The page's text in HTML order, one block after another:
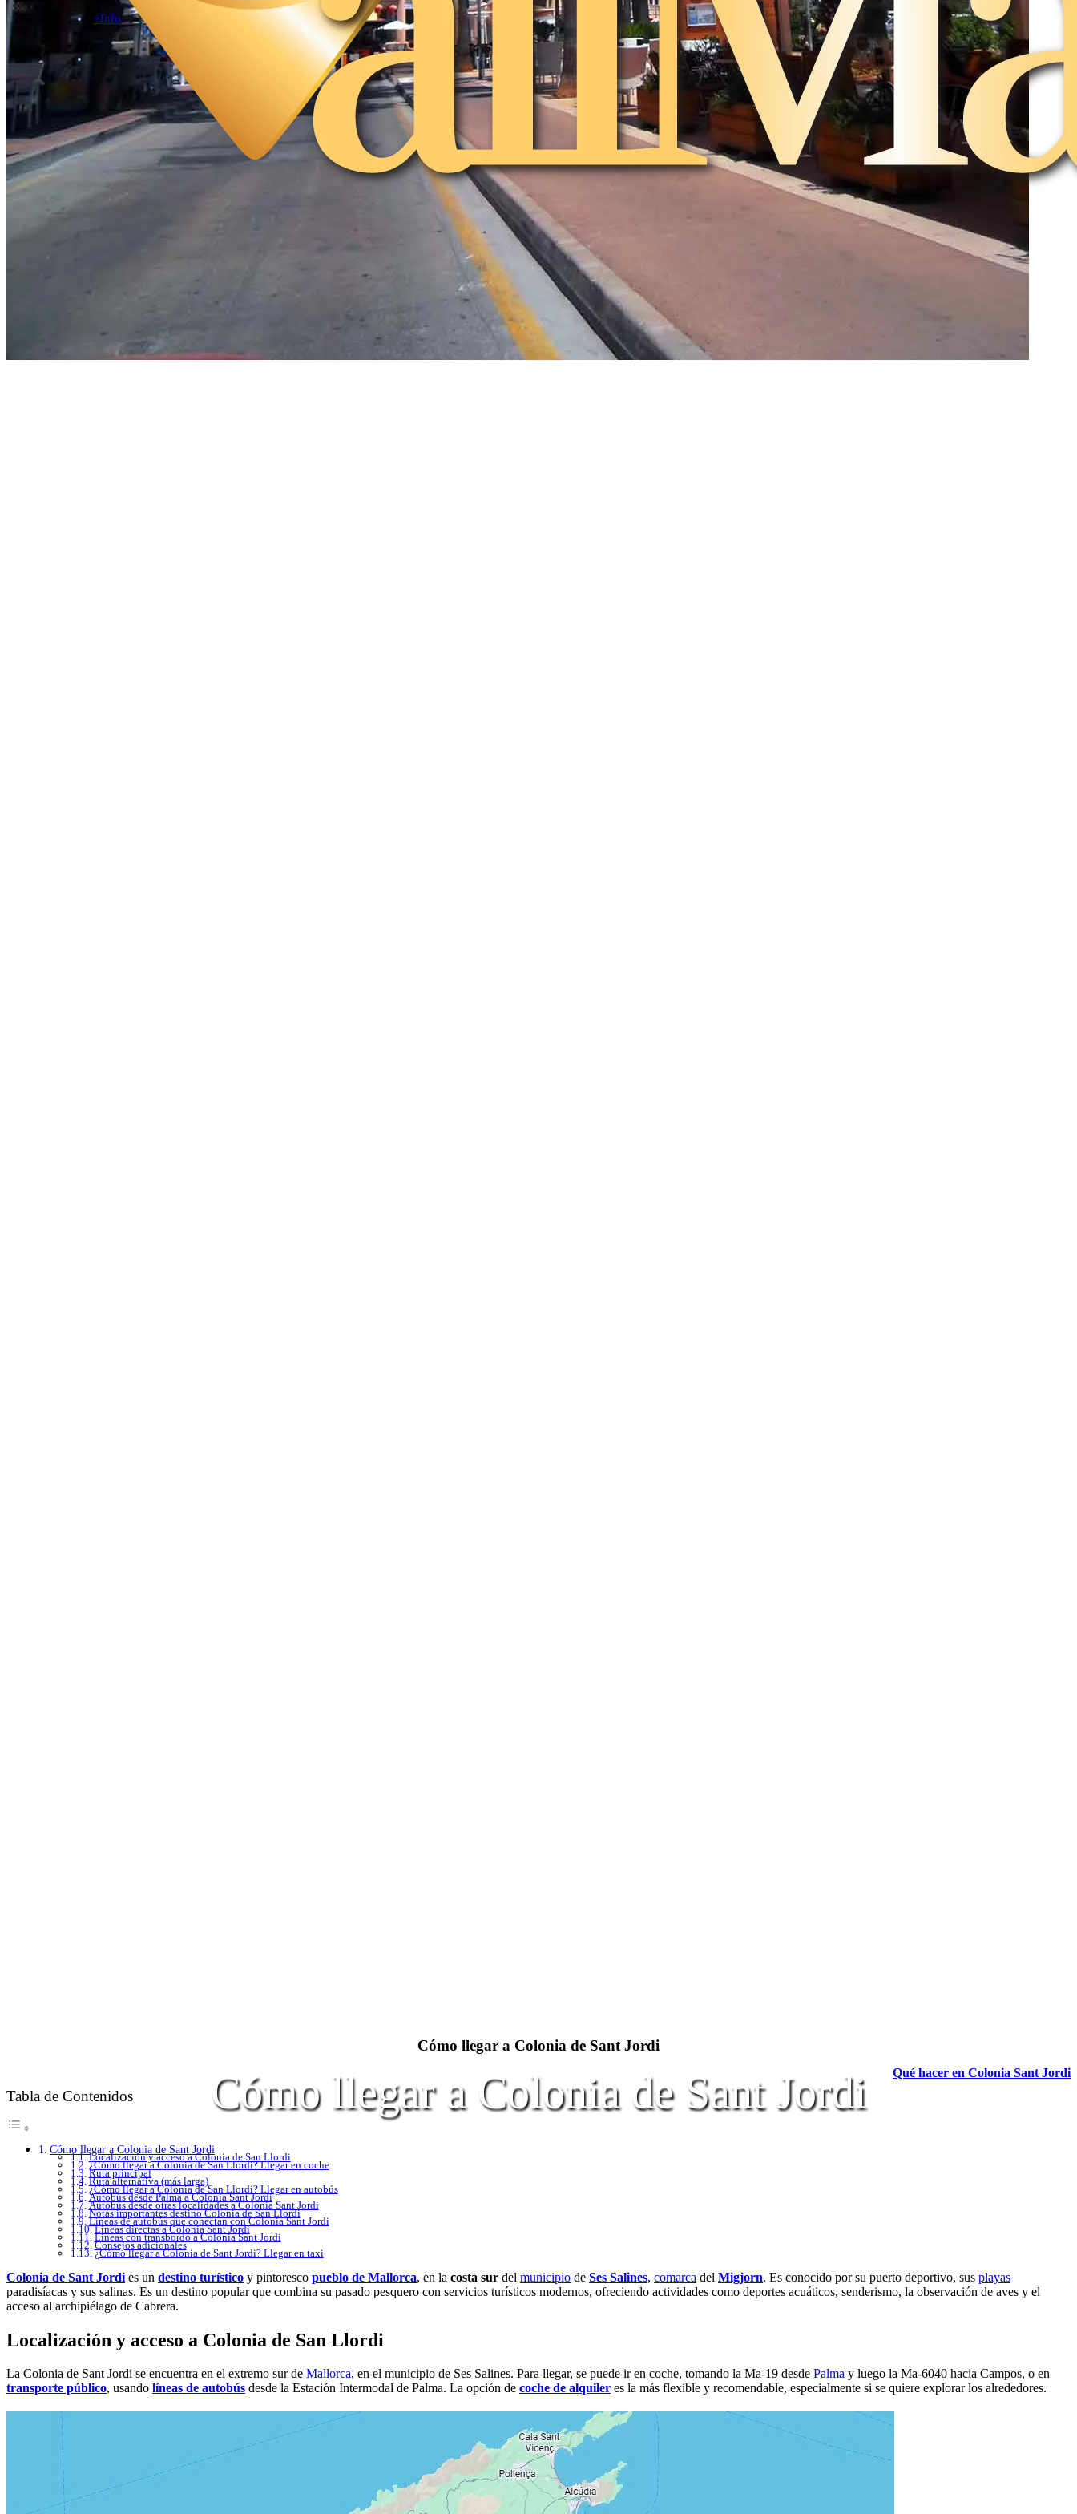
+Info
Cómo llegar a Colonia de Sant Jordi
Cómo llegar a Colonia de Sant Jordi
Qué hacer en Colonia Sant Jordi
Tabla de Contenidos
Cómo llegar a Colonia de Sant Jordi
Localización y acceso a Colonia de San Llordi
¿Cómo llegar a Colonia de San Llordi? Llegar en coche
Ruta principal
Ruta alternativa (más larga)
¿Cómo llegar a Colonia de San Llordi? Llegar en autobús
Autobús desde Palma a Colonia Sant Jordi
Autobús desde otras localidades a Colonia Sant Jordi
Notas importantes destino Colonia de San Llordi
Líneas de autobús que conectan con Colonia Sant Jordi
Líneas directas a Colonia Sant Jordi
Líneas con transbordo a Colonia Sant Jordi
Consejos adicionales
¿Cómo llegar a Colonia de Sant Jordi? Llegar en taxi
Colonia de Sant Jordi es un destino turístico y pintoresco pueblo de Mallorca, en la costa sur del municipio de Ses Salines, comarca del Migjorn. Es conocido por su puerto deportivo, sus playas
paradisíacas y sus salinas. Es un destino popular que combina su pasado pesquero con servicios turísticos modernos, ofreciendo actividades como deportes acuáticos, senderismo, la observación de aves y el
acceso al archipiélago de Cabrera.
Localización y acceso a Colonia de San Llordi
La Colonia de Sant Jordi se encuentra en el extremo sur de Mallorca, en el municipio de Ses Salines. Para llegar, se puede ir en coche, tomando la Ma-19 desde Palma y luego la Ma-6040 hacia Campos, o en
transporte público, usando líneas de autobús desde la Estación Intermodal de Palma. La opción de coche de alquiler es la más flexible y recomendable, especialmente si se quiere explorar los alrededores.